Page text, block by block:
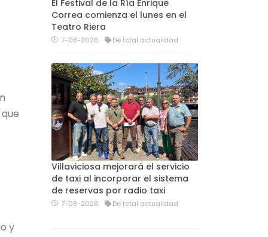
y
El Festival de la Ría Enrique
Correa comienza el lunes en el
Teatro Riera
7-08-2026 De total actualidad
Villaviciosa mejorará el servicio
de taxi al incorporar el sistema
de reservas por radio taxi
7-08-2026 De total actualidad